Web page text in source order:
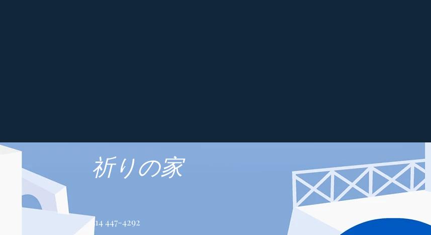
祈りの家
514 447-4292